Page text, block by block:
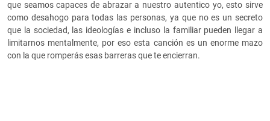
que seamos capaces de abrazar a nuestro autentico yo, esto sirve
como desahogo para todas las personas, ya que no es un secreto
que la sociedad, las ideologías e incluso la familiar pueden llegar a
limitarnos mentalmente, por eso esta canción es un enorme mazo
con la que romperás esas barreras que te encierran.